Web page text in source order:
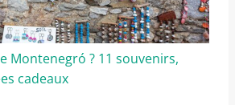
Montenegró ? 11 souvenirs,
cadeaux